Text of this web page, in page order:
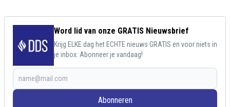
Word lid van onze GRATIS Nieuwsbrief
Krijg ELKE dag het ECHTE nieuws GRATIS en voor niets in
je inbox. Abonneer je vandaag!
Abonneren